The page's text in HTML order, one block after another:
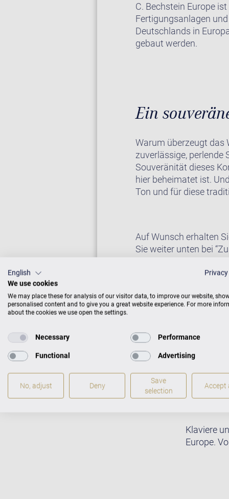
C. Bechstein Europe
Fertigungsanlagen
Deutschlands in
gebaut werden.
Ein
Warum überzeugt das
zuverlässige, perlende
Souveränität dieses
hier beheimatet ist.
Ton und für diese
Auf Wunsch erhalten
Sie weiter unten bei
Klaviere
Europe.
English
We use cookies
We may place these for analysis of our visitor data, to improve our website,
personalised content and to give you a great website experience. For more
about the cookies we use open the settings.
Necessary Performance
Functional Advertising
No, adjust Deny
Save
selection
Accept